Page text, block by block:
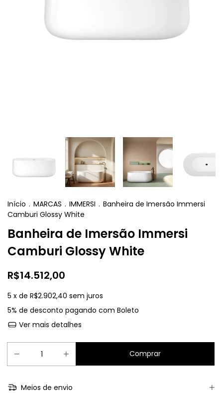
Início . MARCAS . IMMERSI . Banheira de Imersão Immersi
Camburi Glossy White
Banheira de Imersão Immersi
Camburi Glossy White
R$14.512,00
5 x de R$2.902,40 sem juros
5% de desconto pagando com Boleto
Ver mais detalhes
Meios de envio